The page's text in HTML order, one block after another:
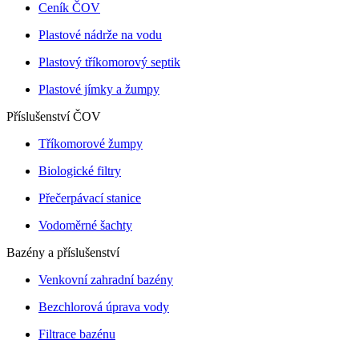
Ceník ČOV
Plastové nádrže na vodu
Plastový tříkomorový septik
Plastové jímky a žumpy
Příslušenství ČOV
Tříkomorové žumpy
Biologické filtry
Přečerpávací stanice
Vodoměrné šachty
Bazény a příslušenství
Venkovní zahradní bazény
Bezchlorová úprava vody
Filtrace bazénu